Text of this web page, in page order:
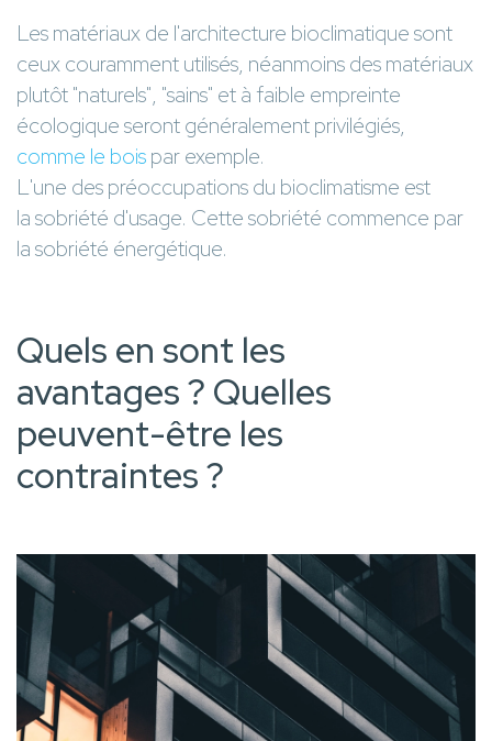
Les matériaux de l'architecture bioclimatique sont
ceux couramment utilisés, néanmoins des matériaux
plutôt "naturels", "sains" et à faible empreinte
écologique seront généralement privilégiés,
comme le boispar exemple.
L'une des préoccupations du bioclimatisme est
la sobriété d'usage. Cette sobriété commence par
la sobriété énergétique.
Quels en sont les
avantages ? Quelles
peuvent-être les
contraintes ?